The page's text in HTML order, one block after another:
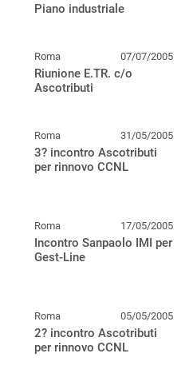
Piano industriale
Roma 07/07/2005
Riunione E.TR. c/o
Ascotributi
Roma 31/05/2005
3? incontro Ascotributi
per rinnovo CCNL
Roma 17/05/2005
Incontro Sanpaolo IMI per
Gest-Line
Roma 05/05/2005
2? incontro Ascotributi
per rinnovo CCNL